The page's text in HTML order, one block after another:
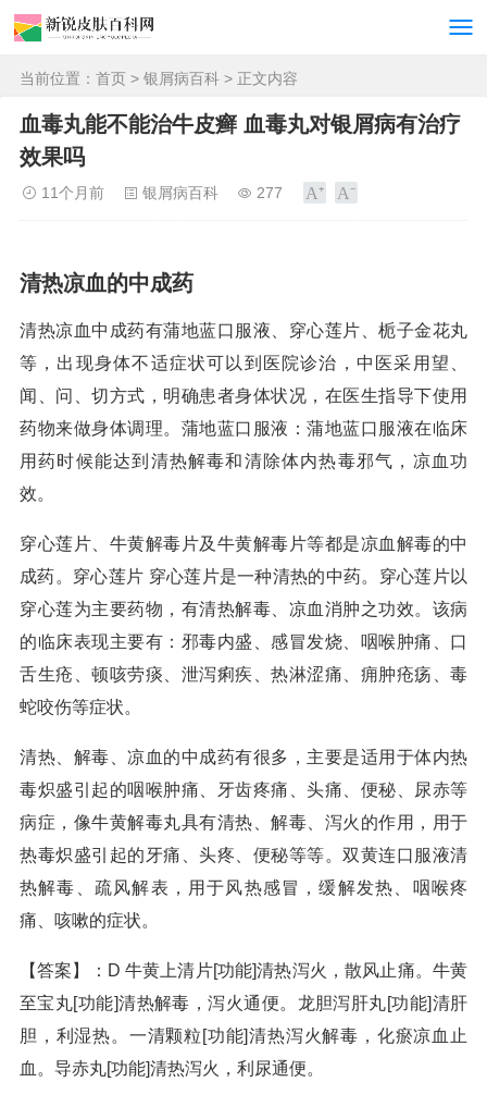
当前位置： 首页 > 银屑病百科 > 正文内容
血毒丸能不能治牛皮癣 血毒丸对银屑病有治疗
效果吗
11个月前 银屑病百科 277
清热凉血的中成药
清热凉血中成药有蒲地蓝口服液、穿心莲片、栀子金花丸
等，出现身体不适症状可以到医院诊治，中医采用望、
闻、问、切方式，明确患者身体状况，在医生指导下使用
药物来做身体调理。蒲地蓝口服液：蒲地蓝口服液在临床
用药时候能达到清热解毒和清除体内热毒邪气，凉血功
效。
穿心莲片、牛黄解毒片及牛黄解毒片等都是凉血解毒的中
成药。穿心莲片 穿心莲片是一种清热的中药。穿心莲片以
穿心莲为主要药物，有清热解毒、凉血消肿之功效。该病
的临床表现主要有：邪毒内盛、感冒发烧、咽喉肿痛、口
舌生疮、顿咳劳痰、泄泻痢疾、热淋涩痛、痈肿疮疡、毒
蛇咬伤等症状。
清热、解毒、凉血的中成药有很多，主要是适用于体内热
毒炽盛引起的咽喉肿痛、牙齿疼痛、头痛、便秘、尿赤等
病症，像牛黄解毒丸具有清热、解毒、泻火的作用，用于
热毒炽盛引起的牙痛、头疼、便秘等等。双黄连口服液清
热解毒、疏风解表，用于风热感冒，缓解发热、咽喉疼
痛、咳嗽的症状。
【答案】：D 牛黄上清片[功能]清热泻火，散风止痛。牛黄
至宝丸[功能]清热解毒，泻火通便。龙胆泻肝丸[功能]清肝
胆，利湿热。一清颗粒[功能]清热泻火解毒，化瘀凉血止
血。导赤丸[功能]清热泻火，利尿通便。